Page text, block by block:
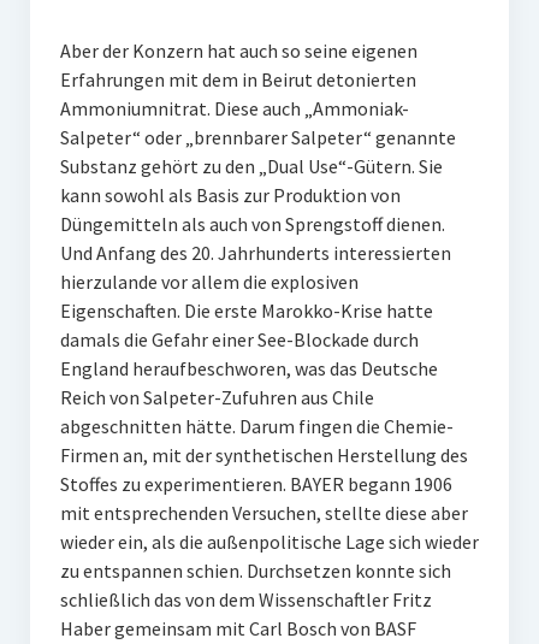
Aber der Konzern hat auch so seine eigenen
Erfahrungen mit dem in Beirut detonierten
Ammoniumnitrat. Diese auch „Ammoniak-
Salpeter“ oder „brennbarer Salpeter“ genannte
Substanz gehört zu den „Dual Use“-Gütern. Sie
kann sowohl als Basis zur Produktion von
Düngemitteln als auch von Sprengstoff dienen.
Und Anfang des 20. Jahrhunderts interessierten
hierzulande vor allem die explosiven
Eigenschaften. Die erste Marokko-Krise hatte
damals die Gefahr einer See-Blockade durch
England heraufbeschworen, was das Deutsche
Reich von Salpeter-Zufuhren aus Chile
abgeschnitten hätte. Darum fingen die Chemie-
Firmen an, mit der synthetischen Herstellung des
Stoffes zu experimentieren. BAYER begann 1906
mit entsprechenden Versuchen, stellte diese aber
wieder ein, als die außenpolitische Lage sich wieder
zu entspannen schien. Durchsetzen konnte sich
schließlich das von dem Wissenschaftler Fritz
Haber gemeinsam mit Carl Bosch von BASF